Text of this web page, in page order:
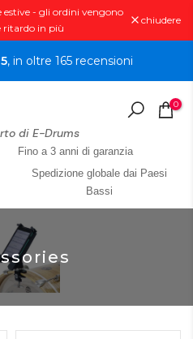
- gli ordini vengono
ritardo in più
chiudere
5, in oltre 165 recensioni
di E-Drums
0
Fino a 3 anni di garanzia
Spedizione globale dai Paesi
Bassi